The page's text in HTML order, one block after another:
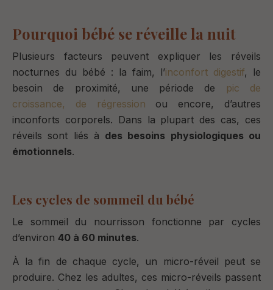
Pourquoi bébé se réveille la nuit
Plusieurs facteurs peuvent expliquer les réveils
nocturnes du bébé : la faim, l’inconfort digestif, le
besoin de proximité, une période de
pic de
croissance, de régression ou encore, d’autres
inconforts corporels. Dans la plupart des cas, ces
réveils sont liés à des besoins physiologiques ou
émotionnels.
Les cycles de sommeil du bébé
Le sommeil du nourrisson fonctionne par cycles
d’environ 40 à 60 minutes.
À la fin de chaque cycle, un micro-réveil peut se
produire. Chez les adultes, ces micro-réveils passent